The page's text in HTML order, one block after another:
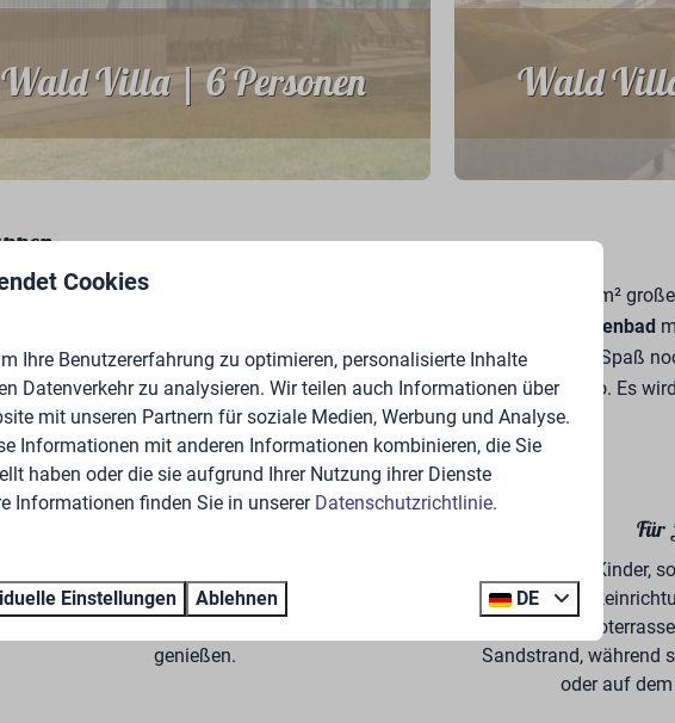
Wald Villa | 6 Personen Wald
und Alt viel zu erleben. Die Kinder klettern und toben auf dem 500 m²
am eigenen Sandstrand oder planschen im
erfrischenden Hallenbad
unserer Gastronomiebetriebe genießen. Bei BreeBronne hört der Spaß
Familienparks, wie das Toverland und den Fun Forest Venlo. Es
möglich! Auf jedem Fall werden Sie von unseren
genießen.
Für
Nicht nur die Kinder,
die vielen
auf der
Sandstrand, während
oder auf
Cookies
Ihre Benutzererfahrung zu optimieren, personalisierte Inhalte
Datenverkehr zu analysieren. Wir teilen auch Informationen über
mit unseren Partnern für soziale Medien, Werbung und Analyse.
Informationen mit anderen Informationen kombinieren, die Sie
haben oder die sie aufgrund Ihrer Nutzung ihrer Dienste
Informationen finden Sie in unserer Datenschutzrichtlinie.
Einstellungen Ablehnen DE